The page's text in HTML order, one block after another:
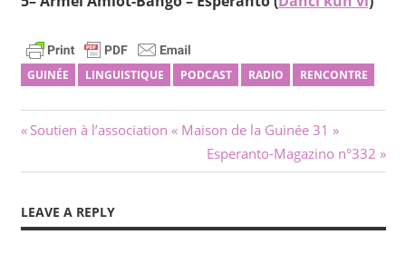
GUINÉE LINGUISTIQUE PODCAST RADIO RENCONTRE
Navigation
de
l’article
Previous
Soutien à l’association « Maison de la Guinée 31 »
Next
Post:
Esperanto-Magazino n°332
LEAVE A REPLY